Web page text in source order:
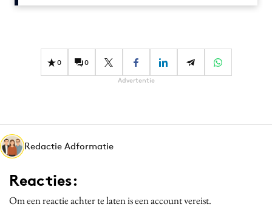
Effectiviteit
Gedragsverandering
Martech
Media
Merkstrategie
PR
Programmatic
0 0
Advertentie
Redactie Adformatie
Reacties:
Om een reactie achter te laten is een account vereist.